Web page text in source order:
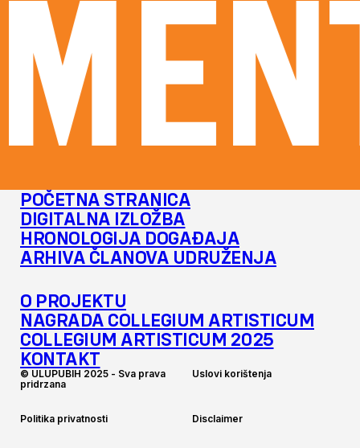
POČETNA STRANICA
DIGITALNA IZLOŽBA
HRONOLOGIJA DOGAĐAJA
ARHIVA ČLANOVA UDRUŽENJA
O PROJEKTU
NAGRADA COLLEGIUM ARTISTICUM
COLLEGIUM ARTISTICUM 2025
KONTAKT
© ULUPUBIH 2025 - Sva prava
pridrzana
Uslovi korištenja
Politika privatnosti Disclaimer